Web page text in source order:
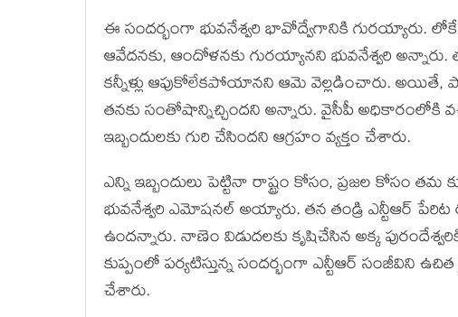
ఈ సందర్భంగా భువనేశ్వరి భావోద్వేగానికి
ఆవేదనకు, ఆందోళనకు గురయ్యానని భువనేశ్వరి
కన్నీళ్లు ఆపుకోలేకపోయానని ఆమె వెల్లడించారు. అయితే,
తనకు సంతోషాన్నిచ్చిందని అన్నారు. వైసీపీ అధికారంలోకి
ఇబ్బందులకు గురి చేసిందని ఆగ్రహం వ్యక్తం చేశారు.
ఎన్ని ఇబ్బందులు పెట్టినా రాష్ట్రం కోసం, ప్రజల కోసం
భువనేశ్వరి ఎమోషనల్ అయ్యారు. తన తండ్రి ఎన్టీఆర్
ఉందన్నారు. నాణెం విడుదలకు కృషిచేసిన అక్క
కుప్పంలో పర్యటిస్తున్న సందర్భంగా ఎన్టీఆర్ సంజీవిని
చేశారు.